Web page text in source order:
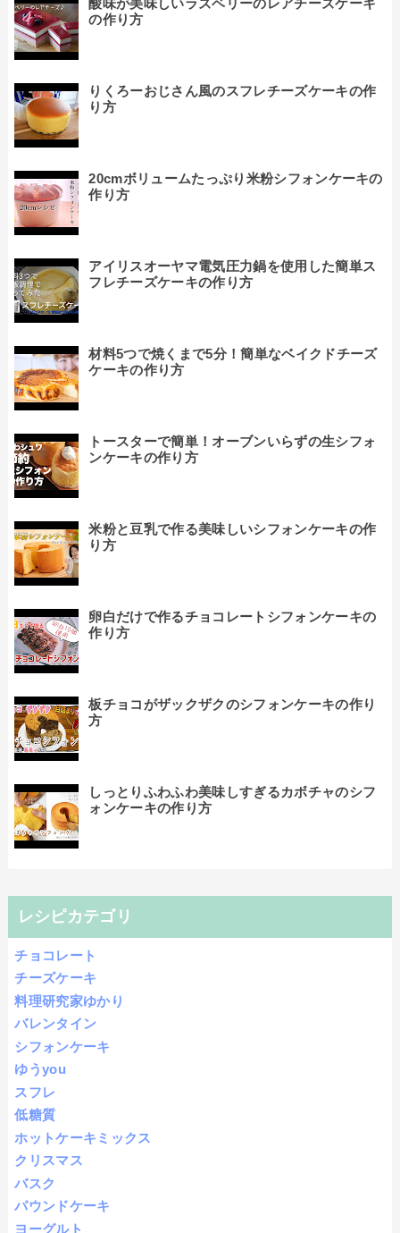
酸味が美味しいラズベリーのレアチーズケーキ
の作り方
りくろーおじさん風のスフレチーズケーキの作
り方
20cmボリュームたっぷり米粉シフォンケーキの
作り方
アイリスオーヤマ電気圧力鍋を使用した簡単ス
フレチーズケーキの作り方
材料5つで焼くまで5分！簡単なベイクドチーズ
ケーキの作り方
トースターで簡単！オーブンいらずの生シフォ
ンケーキの作り方
米粉と豆乳で作る美味しいシフォンケーキの作
り方
卵白だけで作るチョコレートシフォンケーキの
作り方
板チョコがザックザクのシフォンケーキの作り
方
しっとりふわふわ美味しすぎるカボチャのシフ
ォンケーキの作り方
レシピカテゴリ
チョコレート
チーズケーキ
料理研究家ゆかり
バレンタイン
シフォンケーキ
ゆうyou
スフレ
低糖質
ホットケーキミックス
クリスマス
バスク
パウンドケーキ
ヨーグルト